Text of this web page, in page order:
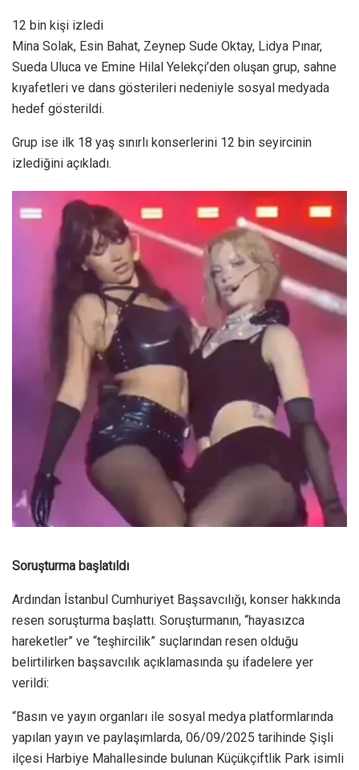
12 bin kişi izledi
Mina Solak, Esin Bahat, Zeynep Sude Oktay, Lidya Pınar,
Sueda Uluca ve Emine Hilal Yelekçi’den oluşan grup, sahne
kıyafetleri ve dans gösterileri nedeniyle sosyal medyada
hedef gösterildi.
Grup ise ilk 18 yaş sınırlı konserlerini 12 bin seyircinin
izlediğini açıkladı.
Soruşturma başlatıldı
Ardından İstanbul Cumhuriyet Başsavcılığı, konser hakkında
resen soruşturma başlattı. Soruşturmanın, “hayasızca
hareketler” ve “teşhircilik” suçlarından resen olduğu
belirtilirken başsavcılık açıklamasında şu ifadelere yer
verildi:
“Basın ve yayın organları ile sosyal medya platformlarında
yapılan yayın ve paylaşımlarda, 06/09/2025 tarihinde Şişli
ilçesi Harbiye Mahallesinde bulunan Küçükçiftlik Park isimli